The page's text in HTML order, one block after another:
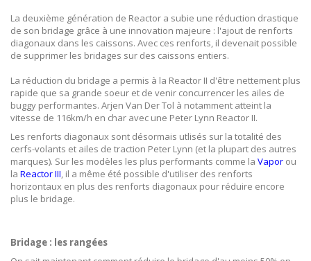
La deuxième génération de Reactor a subie une réduction drastique
de son bridage grâce à une innovation majeure : l'ajout de renforts
diagonaux dans les caissons. Avec ces renforts, il devenait possible
de supprimer les bridages sur des caissons entiers.
La réduction du bridage a permis à la Reactor II d'être nettement plus
rapide que sa grande soeur et de venir concurrencer les ailes de
buggy performantes. Arjen Van Der Tol à notamment atteint la
vitesse de 116km/h en char avec une Peter Lynn Reactor II.
Les renforts diagonaux sont désormais utlisés sur la totalité des
cerfs-volants et ailes de traction Peter Lynn (et la plupart des autres
marques). Sur les modèles les plus performants comme la Vapor ou
la Reactor III, il a même été possible d'utiliser des renforts
horizontaux en plus des renforts diagonaux pour réduire encore
plus le bridage.
Bridage : les rangées